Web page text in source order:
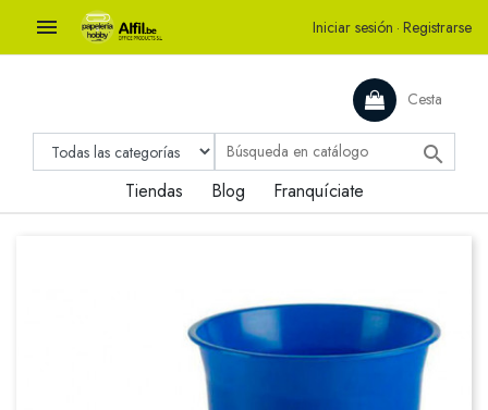
 Iniciar sesión · Registrarse
Cesta

Tiendas Blog Franquíciate